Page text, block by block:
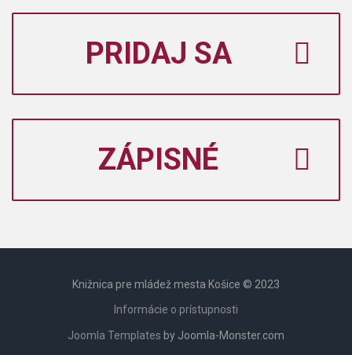
PRIDAJ SA
ZÁPISNÉ
Knižnica pre mládež mesta Košice © 2023
Informácie o prístupnosti
Joomla Templates by Joomla-Monster.com